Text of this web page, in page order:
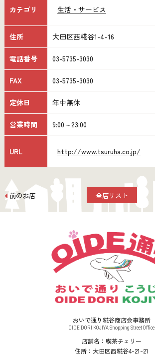
カテゴリ 生活・サービス
住所 大田区西糀谷1-4-16
電話番号 03-5735-3030
FAX 03-5735-3030
定休日 年中無休
営業時間 9:00～23:00
URL http://www.tsuruha.co.jp/
前のお店 全店リスト
おいで通り糀谷商店会事務所
OIDE DORI KOJIYA Shopping Street Office
店舗名：喫茶チェリー
住所：大田区西糀谷4-21-21